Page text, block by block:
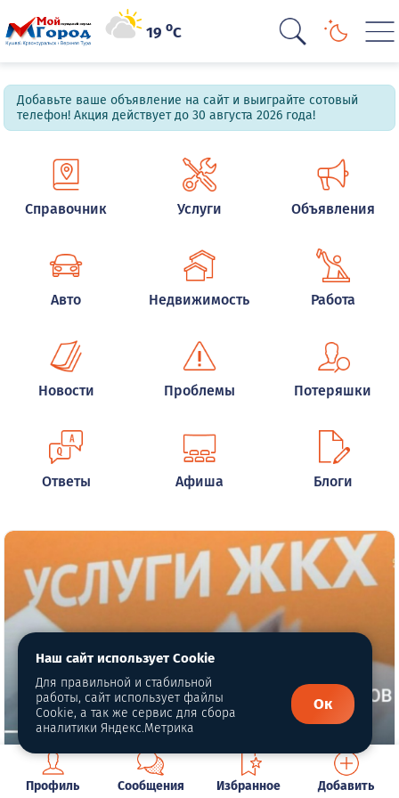
19oC
Добавьте ваше объявление на сайт и выиграйте сотовый
телефон! Акция действует до 30 августа 2026 года!
Справочник Услуги Объявления
Авто Недвижимость Работа
Новости Проблемы Потеряшки
Ответы Афиша Блоги
С 1 марта вступили в силу изменения в
Профиль Сообщения Избранное Добавить
Наш сайт использует Cookie
Для правильной и стабильной
работы, сайт использует файлы
Cookie, а так же сервис для сбора
аналитики Яндекс.Метрика
Ок